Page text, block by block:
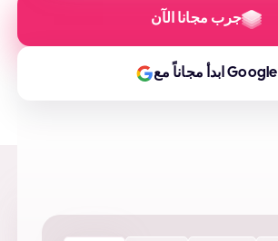
جرب مجانا الآن
ابدأ مجاناً مع Google